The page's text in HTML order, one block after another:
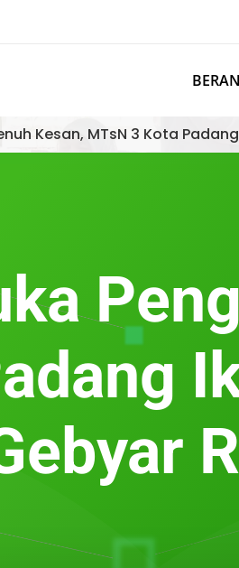
Kesan, MTsN 3 Kota